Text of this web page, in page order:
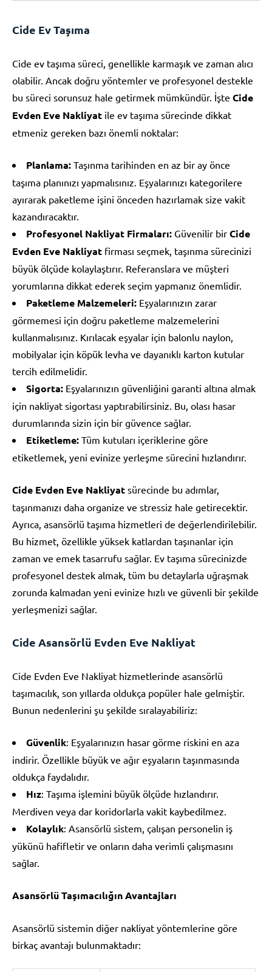
Cide Ev Taşıma
Cide ev taşıma süreci, genellikle karmaşık ve zaman alıcı
olabilir. Ancak doğru yöntemler ve profesyonel destekle
bu süreci sorunsuz hale getirmek mümkündür. İşte Cide
Evden Eve Nakliyat ile ev taşıma sürecinde dikkat
etmeniz gereken bazı önemli noktalar:
Planlama: Taşınma tarihinden en az bir ay önce
taşıma planınızı yapmalısınız. Eşyalarınızı kategorilere
ayırarak paketleme işini önceden hazırlamak size vakit
kazandıracaktır.
Profesyonel Nakliyat Firmaları: Güvenilir bir Cide
Evden Eve Nakliyat firması seçmek, taşınma sürecinizi
büyük ölçüde kolaylaştırır. Referanslara ve müşteri
yorumlarına dikkat ederek seçim yapmanız önemlidir.
Paketleme Malzemeleri: Eşyalarınızın zarar
görmemesi için doğru paketleme malzemelerini
kullanmalısınız. Kırılacak eşyalar için balonlu naylon,
mobilyalar için köpük levha ve dayanıklı karton kutular
tercih edilmelidir.
Sigorta: Eşyalarınızın güvenliğini garanti altına almak
için nakliyat sigortası yaptırabilirsiniz. Bu, olası hasar
durumlarında sizin için bir güvence sağlar.
Etiketleme: Tüm kutuları içeriklerine göre
etiketlemek, yeni evinize yerleşme sürecini hızlandırır.
Cide Evden Eve Nakliyat sürecinde bu adımlar,
taşınmanızı daha organize ve stressiz hale getirecektir.
Ayrıca, asansörlü taşıma hizmetleri de değerlendirilebilir.
Bu hizmet, özellikle yüksek katlardan taşınanlar için
zaman ve emek tasarrufu sağlar. Ev taşıma sürecinizde
profesyonel destek almak, tüm bu detaylarla uğraşmak
zorunda kalmadan yeni evinize hızlı ve güvenli bir şekilde
yerleşmenizi sağlar.
Cide Asansörlü Evden Eve Nakliyat
Cide Evden Eve Nakliyat hizmetlerinde asansörlü
taşımacılık, son yıllarda oldukça popüler hale gelmiştir.
Bunun nedenlerini şu şekilde sıralayabiliriz:
Güvenlik: Eşyalarınızın hasar görme riskini en aza
indirir. Özellikle büyük ve ağır eşyaların taşınmasında
oldukça faydalıdır.
Hız: Taşıma işlemini büyük ölçüde hızlandırır.
Merdiven veya dar koridorlarla vakit kaybedilmez.
Kolaylık: Asansörlü sistem, çalışan personelin iş
yükünü hafifletir ve onların daha verimli çalışmasını
sağlar.
Asansörlü Taşımacılığın Avantajları
Asansörlü sistemin diğer nakliyat yöntemlerine göre
birkaç avantajı bulunmaktadır: